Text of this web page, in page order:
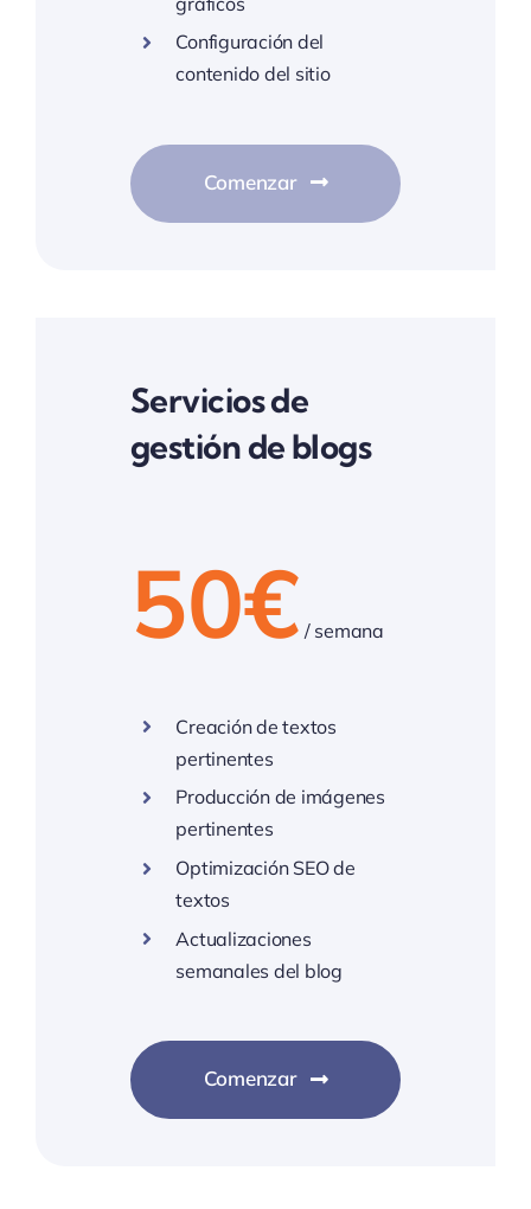
Configuración del
contenido del sitio
Comenzar
Servicios de
gestión de blogs
50€ / semana
Creación de textos
pertinentes
Producción de imágenes
pertinentes
Optimización SEO de
textos
Actualizaciones
semanales del blog
Comenzar